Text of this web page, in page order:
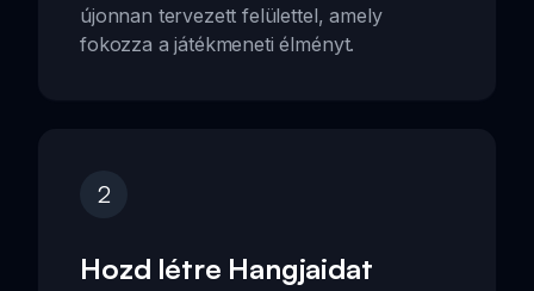
újonnan tervezett felülettel, amely
fokozza a játékmeneti élményt.
2
Hozd létre Hangjaidat